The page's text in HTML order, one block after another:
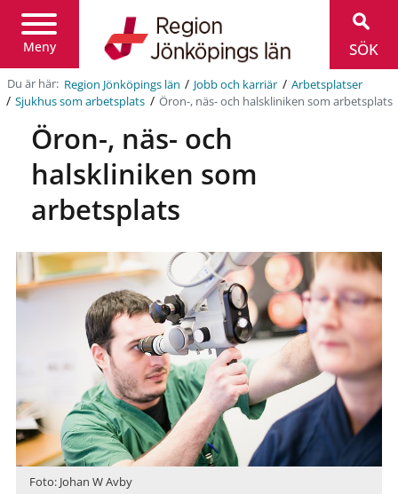
Meny
Jönköpings
län
SÖK
Du är här: Region Jönköpings län / Jobb och karriär / Arbetsplatser
/ Sjukhus som arbetsplats / Öron-, näs- och halskliniken som arbetsplats
Öron-, näs- och
halskliniken som
arbetsplats
Foto: Johan W Avby